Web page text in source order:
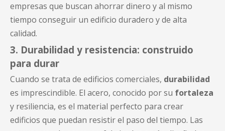
empresas que buscan ahorrar dinero y al mismo
tiempo conseguir un edificio duradero y de alta
calidad.
3. Durabilidad y resistencia: construido
para durar
Cuando se trata de edificios comerciales, durabilidad
es imprescindible. El acero, conocido por su fortaleza
y resiliencia, es el material perfecto para crear
edificios que puedan resistir el paso del tiempo. Las